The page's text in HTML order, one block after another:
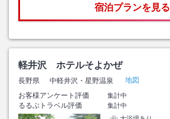
宿泊プランを見る
軽井沢 ホテルそよかぜ
長野県 中軽井沢・星野温泉
地図
お客様アンケート評価
集計中
るるぶトラベル評価
集計中